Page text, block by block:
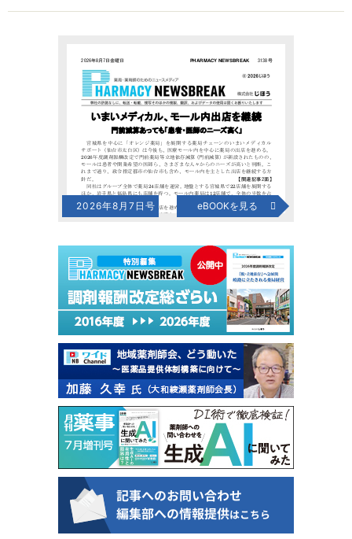
2026年8月7日号 eBOOKを見る